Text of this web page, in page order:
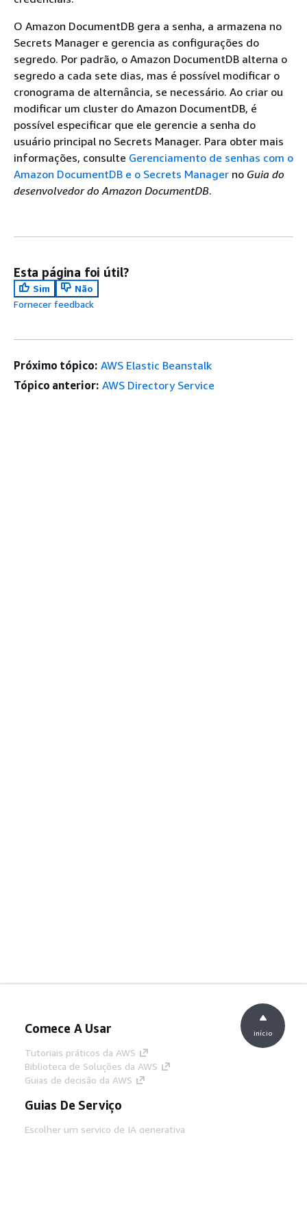
O Amazon DocumentDB gera a senha, a armazena no
Secrets Manager e gerencia as configurações do
segredo. Por padrão, o Amazon DocumentDB alterna o
segredo a cada sete dias, mas é possível modificar o
cronograma de alternância, se necessário. Ao criar ou
modificar um cluster do Amazon DocumentDB, é
possível especificar que ele gerencie a senha do
usuário principal no Secrets Manager. Para obter mais
informações, consulte Gerenciamento de senhas com o
Amazon DocumentDB e o Secrets Manager no Guia do
desenvolvedor do Amazon DocumentDB.
Esta página foi útil?
Sim
Não
Fornecer feedback
Próximo tópico: AWS Elastic Beanstalk
Tópico anterior: AWS Directory Service
Comece A Usar
Tutoriais práticos da AWS
Biblioteca de Soluções da AWS
Guias de decisão da AWS
Guias De Serviço
Escolher um serviço de IA generativa
início